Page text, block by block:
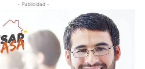
- Publicidad -